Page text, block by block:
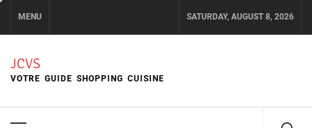
content
MENU SATURDAY, AUGUST 8, 2026
JCVS
VOTRE GUIDE SHOPPING CUISINE